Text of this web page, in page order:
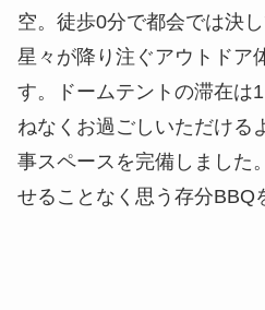
空。徒歩0分で都会では決
星々が降り注ぐアウトドア
す。ドームテントの滞在は
ねなくお過ごしいただける
事スペースを完備しました
せることなく思う存分BBQ